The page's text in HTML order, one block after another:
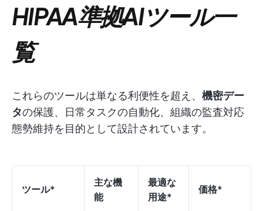
HIPAA準拠AIツール一
覧
これらのツールは単なる利便性を超え、 機密デー
タの保護、日常タスクの自動化、組織の監査対応
態勢維持を目的として設計されています。
ツール*
主な機
能
最適な
用途*
価格*